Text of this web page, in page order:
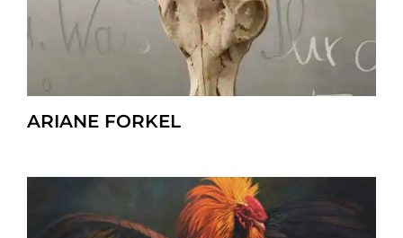
ARIANE FORKEL